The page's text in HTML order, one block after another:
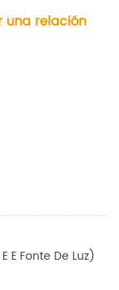
una relación
E Fonte De Luz)